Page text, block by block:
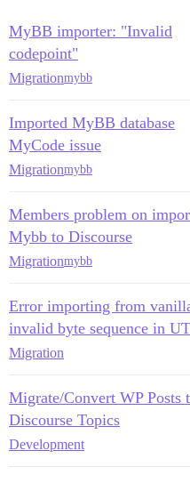
MyBB importer: "Invalid
codepoint"
Migrationmybb
Imported MyBB database
MyCode issue
Migrationmybb
Members problem on
Mybb to Discourse
Migrationmybb
Error importing from
invalid byte sequence in
Migration
Migrate/Convert WP Posts
Discourse Topics
Development